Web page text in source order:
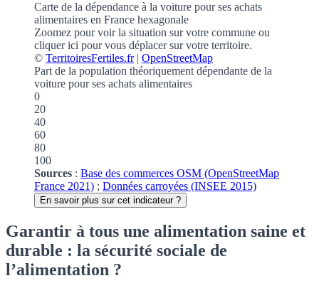
Carte de la dépendance à la voiture pour ses achats
alimentaires en France hexagonale
Zoomez pour voir la situation sur votre commune ou
cliquer ici pour vous déplacer sur votre territoire.
© TerritoiresFertiles.fr| OpenStreetMap
Part de la population théoriquement dépendante de la
voiture pour ses achats alimentaires
0
20
40
60
80
100
Sources : Base des commerces OSM (OpenStreetMap
France 2021) ; Données carroyées (INSEE 2015)
En savoir plus sur cet indicateur ?
Garantir à tous une alimentation saine et
durable : la sécurité sociale de
l’alimentation ?